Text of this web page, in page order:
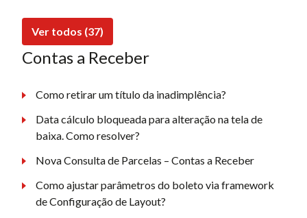
Ver todos (37)
Contas a Receber
Como retirar um título da inadimplência?
Data cálculo bloqueada para alteração na tela de
baixa. Como resolver?
Nova Consulta de Parcelas – Contas a Receber
Como ajustar parâmetros do boleto via framework
de Configuração de Layout?